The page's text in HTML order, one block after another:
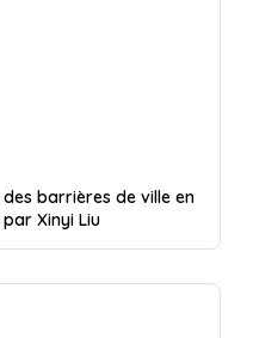
barrières de ville en
Xinyi Liu